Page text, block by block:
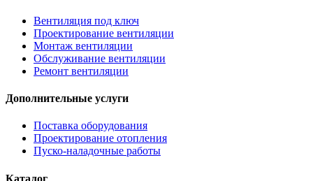
Вентиляция под ключ
Проектирование вентиляции
Монтаж вентиляции
Обслуживание вентиляции
Ремонт вентиляции
Дополнительные услуги
Поставка оборудования
Проектирование отопления
Пуско-наладочные работы
Каталог